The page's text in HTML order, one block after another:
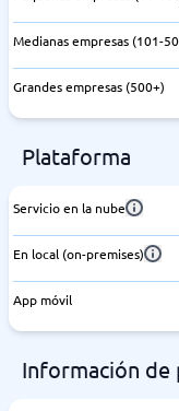
Medianas empresas (101-
Grandes empresas (500+)
Plataforma
Servicio en la nube
En local (on-premises)
App móvil
Información de